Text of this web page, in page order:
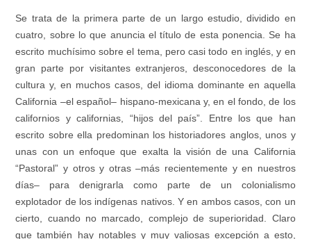
Se trata de la primera parte de un largo estudio, dividido en
cuatro, sobre lo que anuncia el título de esta ponencia. Se ha
escrito muchísimo sobre el tema, pero casi todo en inglés, y en
gran parte por visitantes extranjeros, desconocedores de la
cultura y, en muchos casos, del idioma dominante en aquella
California –el español– hispano-mexicana y, en el fondo, de los
californios y californias, “hijos del país”. Entre los que han
escrito sobre ella predominan los historiadores anglos, unos y
unas con un enfoque que exalta la visión de una California
“Pastoral” y otros y otras –más recientemente y en nuestros
días– para denigrarla como parte de un colonialismo
explotador de los indígenas nativos. Y en ambos casos, con un
cierto, cuando no marcado, complejo de superioridad. Claro
que también hay notables y muy valiosas excepción a esto,